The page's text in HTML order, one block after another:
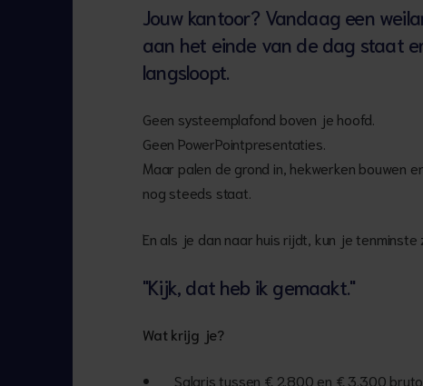
Jouw kantoor? Vandaag een
aan het einde van de dag staat
langsloopt.
Geen systeemplafond boven je hoofd.
Geen PowerPointpresentaties.
Maar palen de grond in, hekwerken bouwen
nog steeds staat.
En als je dan naar huis rijdt, kun je tenminste
"Kijk, dat heb ik gemaakt."
Wat krijg je?
Salaris tussen € 2.800 en € 3.300